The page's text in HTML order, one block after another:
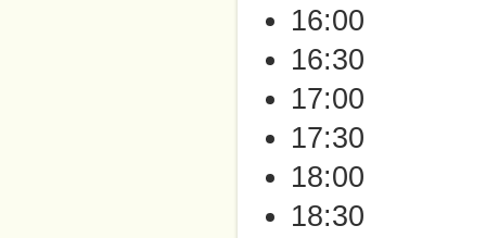
16:00
16:30
17:00
17:30
18:00
18:30